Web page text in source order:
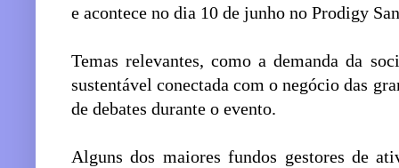
e acontece no dia 10 de junho no Prodigy
Temas relevantes, como a demanda da
sustentável conectada com o negócio das
de debates durante o evento.
Alguns dos maiores fundos gestores de